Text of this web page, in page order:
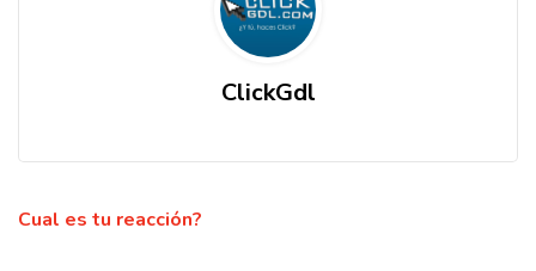
ClickGdl
Cual es tu reacción?